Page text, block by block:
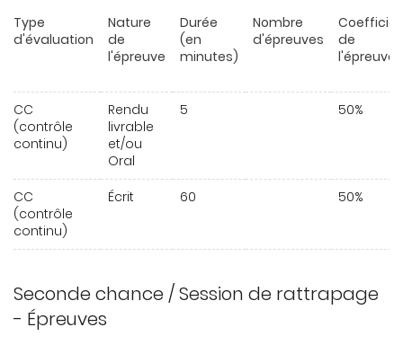
Type
d'évaluation
Nature
de
l'épreuve
Durée
(en
minutes)
Nombre
d'épreuves
de
l'épreuve
CC
(contrôle
continu)
Rendu
livrable
et/ou
Oral
5 50%
CC
(contrôle
continu)
Écrit 60 50%
Seconde chance / Session de rattrapage
- Épreuves